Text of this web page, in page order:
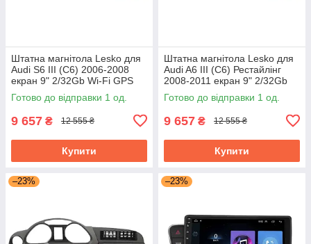
Штатна магнітола Lesko для
Audi S6 III (C6) 2006-2008
екран 9" 2/32Gb Wi-Fi GPS
Base
Готово до відправки 1 од.
9 657 ₴ 12 555 ₴
Купити
Штатна магнітола Lesko для
Audi A6 III (C6) Рестайлінг
2008-2011 екран 9" 2/32Gb
Wi-Fi GPS Base Аудіо
Готово до відправки 1 од.
9 657 ₴ 12 555 ₴
Купити
–23% –23%